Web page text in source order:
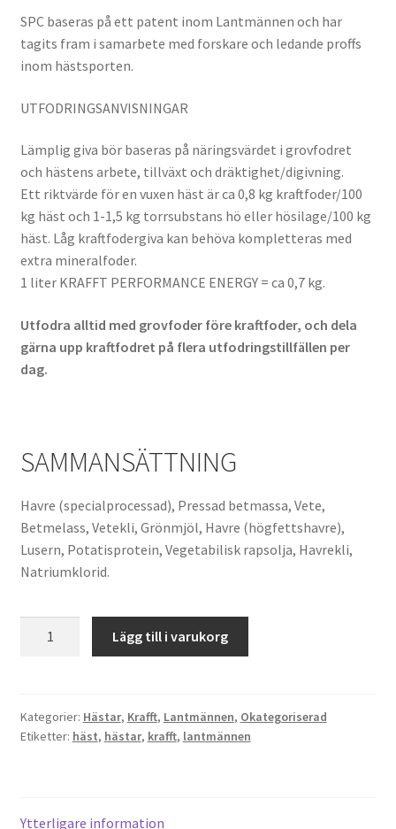
SPC baseras på ett patent inom Lantmännen och har
tagits fram i samarbete med forskare och ledande proffs
inom hästsporten.
UTFODRINGSANVISNINGAR
Lämplig giva bör baseras på näringsvärdet i grovfodret
och hästens arbete, tillväxt och dräktighet/digivning.
Ett riktvärde för en vuxen häst är ca 0,8 kg kraftfoder/100
kg häst och 1-1,5 kg torrsubstans hö eller hösilage/100 kg
häst. Låg kraftfodergiva kan behöva kompletteras med
extra mineralfoder.
1 liter KRAFFT PERFORMANCE ENERGY = ca 0,7 kg.
Utfodra alltid med grovfoder före kraftfoder, och dela
gärna upp kraftfodret på flera utfodringstillfällen per
dag.
SAMMANSÄTTNING
Havre (specialprocessad), Pressad betmassa, Vete,
Betmelass, Vetekli, Grönmjöl, Havre (högfettshavre),
Lusern, Potatisprotein, Vegetabilisk rapsolja, Havrekli,
Natriumklorid.
Lägg till i varukorg
Kategorier: Hästar, Krafft, Lantmännen, Okategoriserad
Etiketter: häst, hästar, krafft, lantmännen
Ytterligare information